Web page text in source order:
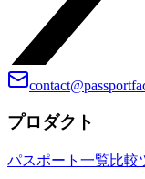
プロダクト
パスポート一覧比較